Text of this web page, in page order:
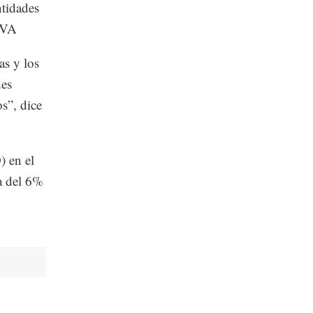
y los
dice
en el
del 6%